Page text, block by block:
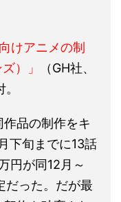
けアニメの制
）」
（GH社、
品の制作をキ
下旬までに13話
円が同12月～
だった。だが最